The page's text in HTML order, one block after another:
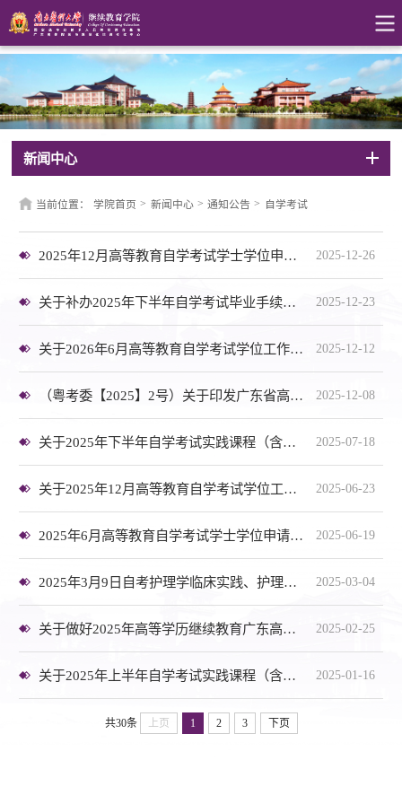
新闻中心
当前位置： 学院首页 > 新闻中心 > 通知公告 > 自学考试
2025年12月高等教育自学考试学士学位申请通过名单公示 2025-12-26
关于补办2025年下半年自学考试毕业手续的通告 2025-12-23
关于2026年6月高等教育自学考试学位工作的通知 2025-12-12
（粤考委【2025】2号）关于印发广东省高等教育自学考试免考课程规定的通知 2025-12-08
关于2025年下半年自学考试实践课程（含毕业论文）考核、培训的通知(社会考生) 2025-07-18
关于2025年12月高等教育自学考试学位工作的通知 2025-06-23
2025年6月高等教育自学考试学士学位申请通过名单公示 2025-06-19
2025年3月9日自考护理学临床实践、护理本科临床实习培训考试名单（护理操作分组名单) 2025-03-04
关于做好2025年高等学历继续教育广东高校联盟外语水平考试报名工作的通知 2025-02-25
关于2025年上半年自学考试实践课程（含毕业论文）考核、培训的通知(社会考生) 2025-01-16
共30条 上页 1 2 3 下页